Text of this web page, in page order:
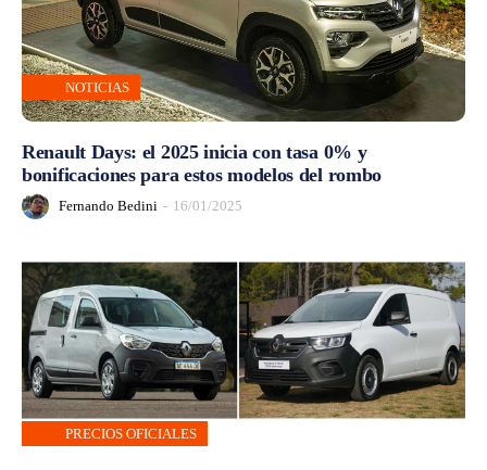
NOTICIAS
Renault Days: el 2025 inicia con tasa 0% y
bonificaciones para estos modelos del rombo
Fernando Bedini - 16/01/2025
PRECIOS OFICIALES